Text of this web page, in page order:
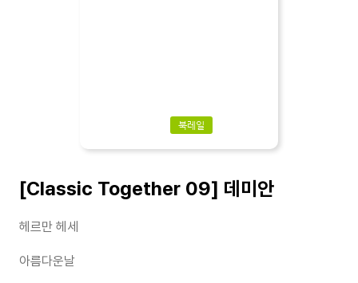
북레일
[Classic Together 09] 데미안
헤르만 헤세
아름다운날